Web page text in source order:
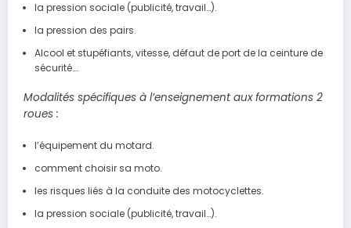
la pression sociale (publicité, travail…).
la pression des pairs.
Alcool et stupéfiants, vitesse, défaut de port de la ceinture de
sécurité….
Modalités spécifiques à l’enseignement aux formations 2
roues :
l’équipement du motard.
comment choisir sa moto.
les risques liés à la conduite des motocyclettes.
la pression sociale (publicité, travail…).